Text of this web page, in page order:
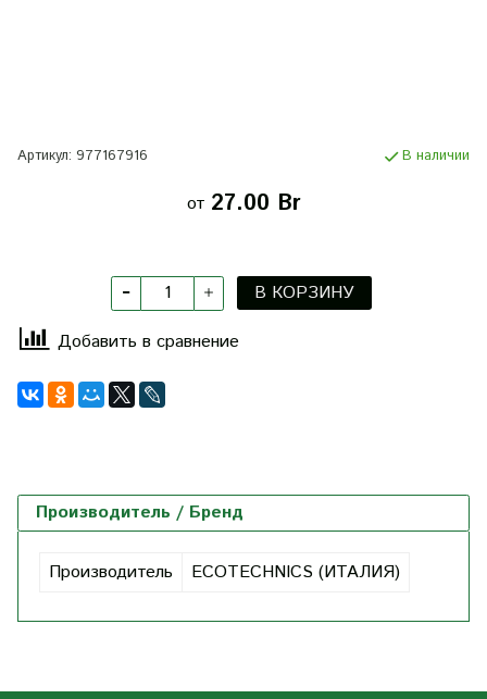
Артикул: 977167916 В наличии
от 27.00 Br
В КОРЗИНУ
Добавить в сравнение
Производитель / Бренд
Производитель ECOTECHNICS (ИТАЛИЯ)